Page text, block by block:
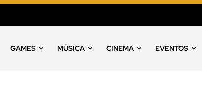
GAMES MÚSICA CINEMA EVENTOS